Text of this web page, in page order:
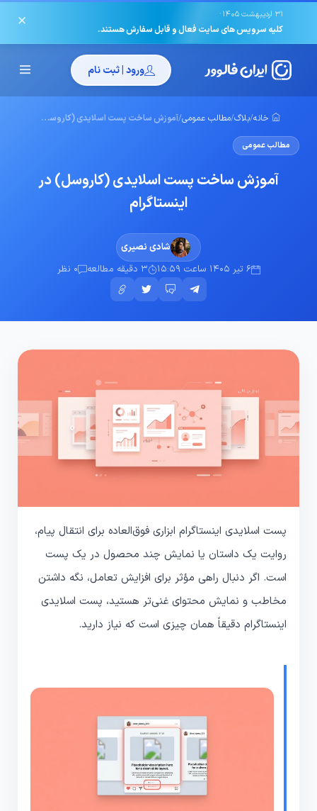
31 اردیبهشت 1405 ·
کلیه سرویس های سایت فعال و قابل سفارش هستند. ✕
ورود | ثبت نام
خانه/بلاگ/مطالب عمومی/ آموزش ساخت پست اسلایدی (کاروسل) در اینستاگرام
مطالب عمومی
آموزش ساخت پست اسلایدی (کاروسل) در
اینستاگرام
شادی نصیری
6 تیر 1405 ساعت 15:59
3 دقیقه مطالعه 0 نظر
پست اسلایدی اینستاگرام ابزاری فوق‌العاده برای انتقال پیام،
روایت یک داستان یا نمایش چند محصول در یک پست
است. اگر دنبال راهی مؤثر برای افزایش تعامل، نگه داشتن
مخاطب و نمایش محتوای غنی‌تر هستید، پست اسلایدی
اینستاگرام دقیقاً همان چیزی است که نیاز دارید.